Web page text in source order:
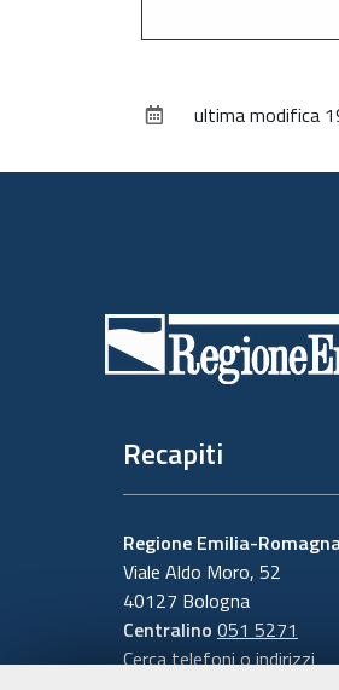
ultima modifica
Recapiti
Regione Emilia-
Viale Aldo Moro, 52
40127 Bologna
Centralino 051 5271
Cerca telefoni o indirizzi